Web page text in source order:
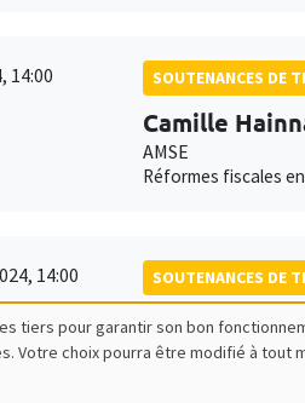
14:00 SOUTENANCES DE
Camille
AMSE
Réformes fiscales
14:00 SOUTENANCES DE
Ababacar
AMSE
tiers pour garantir son bon
Votre choix pourra être modifié à tout